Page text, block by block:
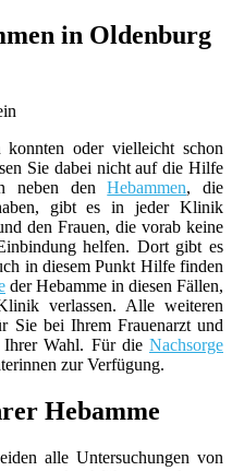
in Oldenburg
oder vielleicht schon
Sie dabei nicht auf die Hilfe
neben denHebammen, die
gibt es in jeder Klinik
den Frauen, die vorab keine
helfen. Dort gibt es
in diesem Punkt Hilfe finden
der Hebamme in diesen Fällen,
verlassen. Alle weiteren
Sie bei Ihrem Frauenarzt und
Wahl. Für die Nachsorge
zur Verfügung.
Hebamme
alle Untersuchungen von